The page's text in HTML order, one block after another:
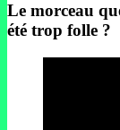
Le morceau
été trop folle ?